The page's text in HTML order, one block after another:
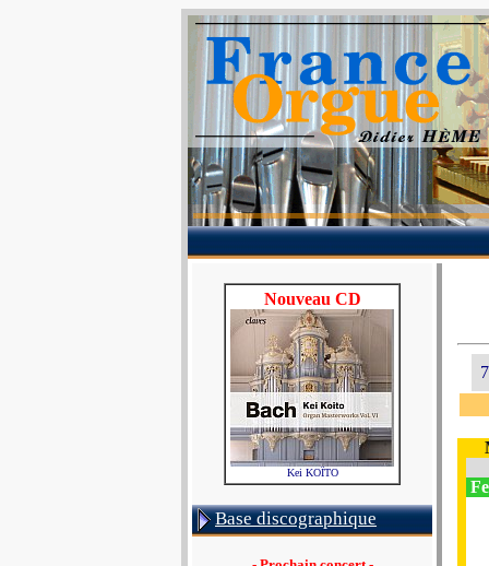
Nouveau CD
Kei KOÏTO
Base discographique